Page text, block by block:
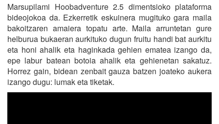
Marsupilami Hoobadventure 2.5 dimentsioko plataforma
bideojokoa da. Ezkerretik eskuinera mugituko gara maila
bakoitzaren amaiera topatu arte. Maila arruntetan gure
helburua bukaeran aurkituko dugun fruitu handi bat aurkitu
eta honi ahalik eta haginkada gehien ematea izango da,
epe labur batean botoia ahalik eta gehienetan sakatuz.
Horrez gain, bidean zenbait gauza batzen joateko aukera
izango dugu: lumak eta tiketak.